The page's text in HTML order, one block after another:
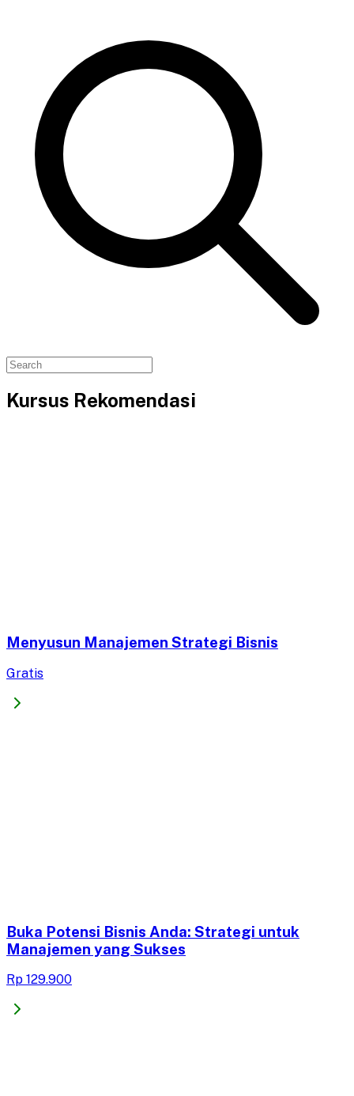
Kursus Rekomendasi
Menyusun Manajemen Strategi Bisnis
Gratis
Buka Potensi Bisnis Anda: Strategi untuk
Manajemen yang Sukses
Rp 129.900